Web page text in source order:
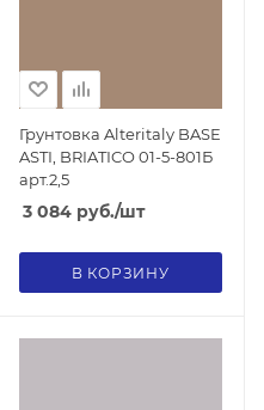
Грунтовка Alteritaly BASE
ASTI, BRIATICO 01-5-801Б
арт.2,5
3 084руб./шт
В КОРЗИНУ